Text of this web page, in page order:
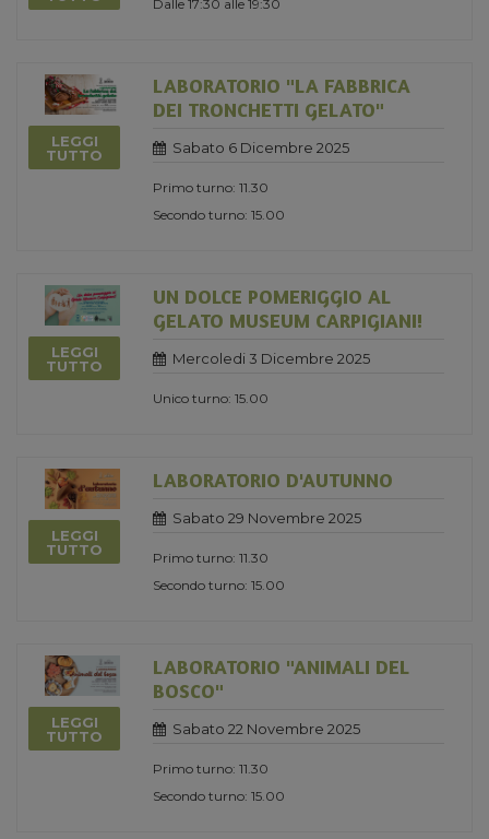
Dalle 17:30 alle 19:30
LEGGI
TUTTO
LABORATORIO "LA FABBRICA
DEI TRONCHETTI GELATO"
Sabato 6 Dicembre 2025
Primo turno: 11.30
Secondo turno: 15.00
LEGGI
TUTTO
UN DOLCE POMERIGGIO AL
GELATO MUSEUM CARPIGIANI!
Mercoledi 3 Dicembre 2025
Unico turno: 15.00
LEGGI
TUTTO
LABORATORIO D'AUTUNNO
Sabato 29 Novembre 2025
Primo turno: 11.30
Secondo turno: 15.00
LEGGI
TUTTO
LABORATORIO "ANIMALI DEL
BOSCO"
Sabato 22 Novembre 2025
Primo turno: 11.30
Secondo turno: 15.00